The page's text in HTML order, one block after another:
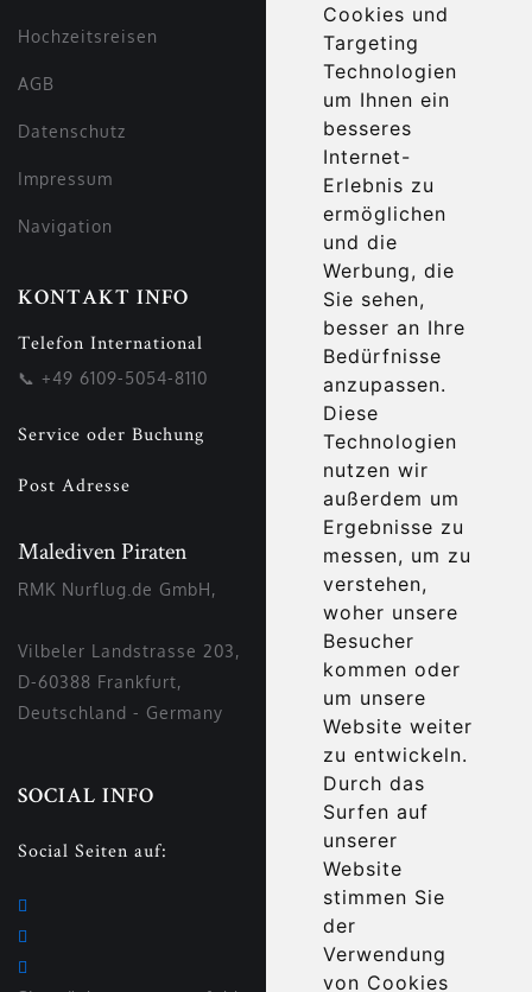
Cookies und
Targeting
Technologien
um Ihnen ein
besseres
Internet-
Erlebnis zu
ermöglichen
und die
Werbung, die
Sie sehen,
besser an Ihre
Bedürfnisse
anzupassen.
Diese
Technologien
nutzen wir
außerdem um
Ergebnisse zu
messen, um zu
verstehen,
woher unsere
Besucher
kommen oder
um unsere
Website weiter
zu entwickeln.
Durch das
Surfen auf
unserer
Website
stimmen Sie
der
Verwendung
von Cookies
Hochzeitsreisen
AGB
Datenschutz
Impressum
Navigation
KONTAKT INFO
Telefon International
📞 +49 6109-5054-8110
Service oder Buchung
Post Adresse
Malediven Piraten
RMK Nurflug.de GmbH,
Vilbeler Landstrasse 203,
D-60388 Frankfurt,
Deutschland - Germany
SOCIAL INFO
Social Seiten auf: